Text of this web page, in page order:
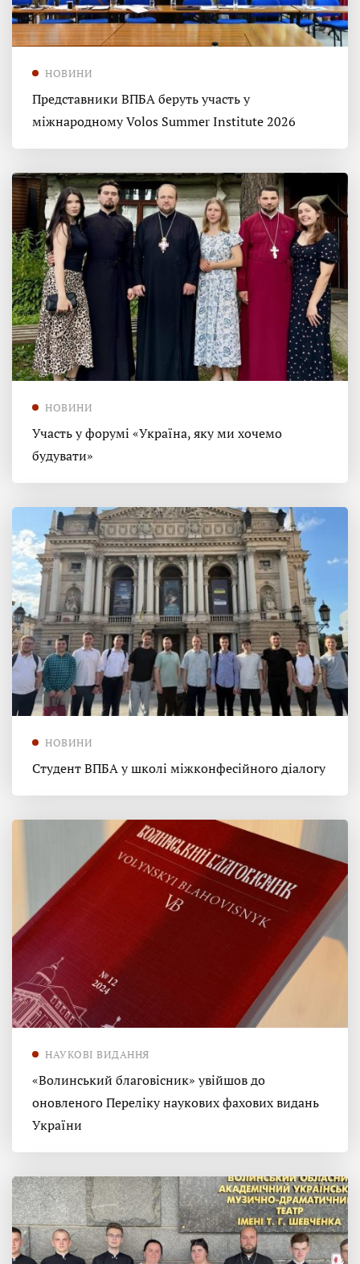
НОВИНИ
Представники ВПБА беруть участь у
міжнародному Volos Summer Institute 2026
НОВИНИ
Участь у форумі «Україна, яку ми хочемо
будувати»
НОВИНИ
Студент ВПБА у школі міжконфесійного діалогу
НАУКОВІ ВИДАННЯ
«Волинський благовісник» увійшов до
оновленого Переліку наукових фахових видань
України